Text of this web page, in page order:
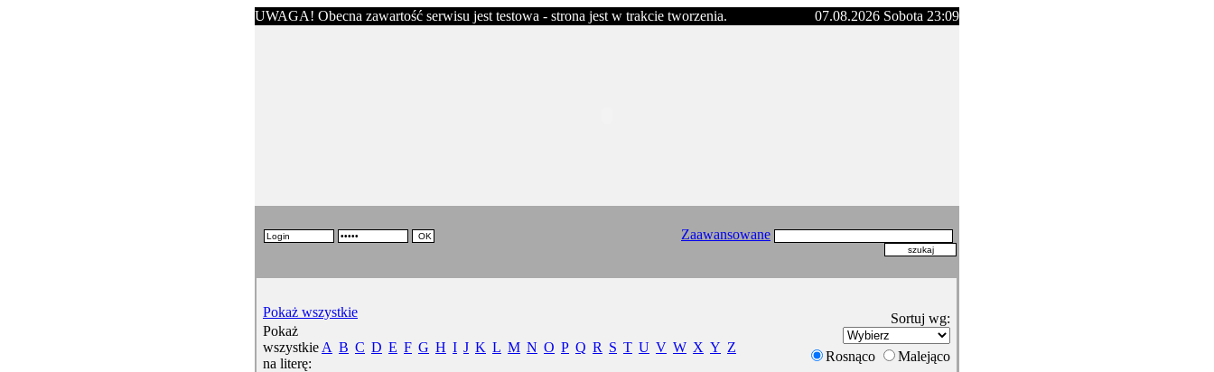
UWAGA! Obecna zawartość serwisu jest testowa - strona jest w trakcie tworzenia. 07.08.2026 Sobota 23:09
Zaawansowane
Pokaż wszystkie
Pokaż
wszystkie
na literę:
A B C D E F G H I J K L M N O P Q R S T U V W X Y Z
Sortuj wg:
Rosnąco Malejąco